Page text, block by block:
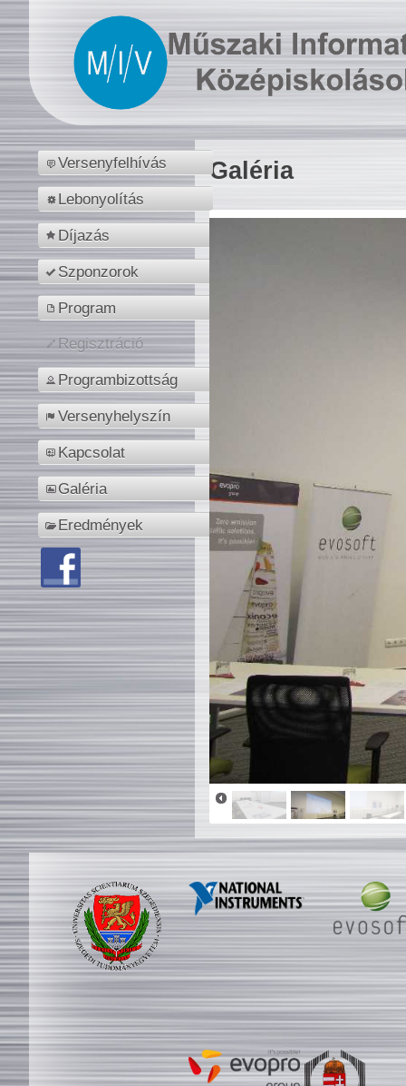
Versenyfelhívás
Lebonyolítás
Díjazás
Szponzorok
Program
Regisztráció
Programbizottság
Versenyhelyszín
Kapcsolat
Galéria
Eredmények
Galéria